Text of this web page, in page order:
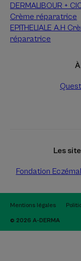
DERMALIBOUR +
Crème réparatrice
EPITHELIALE A.H
réparatrice
Les
Fondation Eczéma
Mentions légales
© 2026 A-DERMA